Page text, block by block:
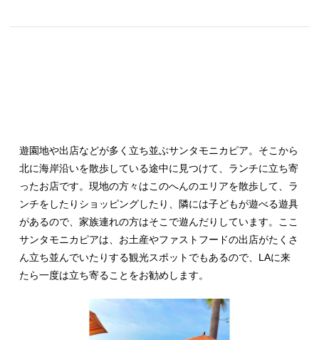
遊園地や出店などが多く立ち並ぶサンタモニカピア。そこから
北に海岸沿いを散歩している途中に見つけて、ランチに立ち寄
ったお店です。現地の方々はこのへんのエリアを散歩して、ラ
ンチをしたりショッピングしたり、隣には子どもが遊べる遊具
があるので、家族連れの方はそこで遊んだりしています。ここ
サンタモニカピアは、お土産やファストフードの出店がたくさ
ん立ち並んでいたりする観光スポットでもあるので、LAに来
たら一度は立ち寄ることをお勧めします。